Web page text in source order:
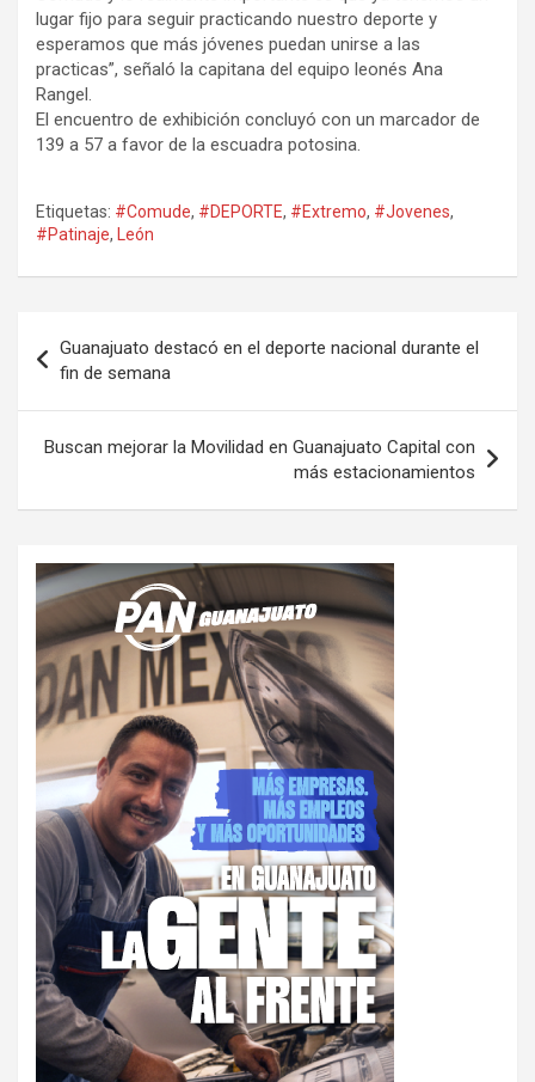
lugar fijo para seguir practicando nuestro deporte y
esperamos que más jóvenes puedan unirse a las
practicas”, señaló la capitana del equipo leonés Ana
Rangel.
El encuentro de exhibición concluyó con un marcador de
139 a 57 a favor de la escuadra potosina.
Etiquetas: #Comude, #DEPORTE, #Extremo, #Jovenes,
#Patinaje, León
de
entradas
Guanajuato destacó en el deporte nacional durante el
fin de semana
Buscan mejorar la Movilidad en Guanajuato Capital con
más estacionamientos